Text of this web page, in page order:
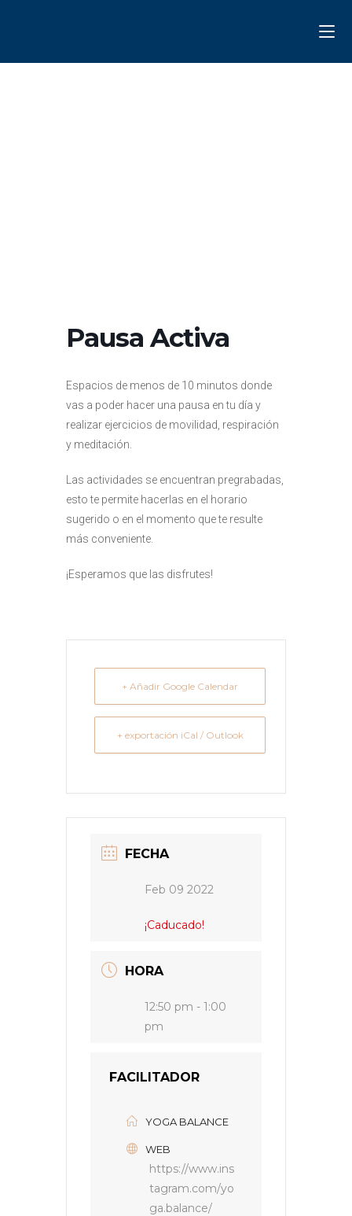
Pausa Activa
Espacios de menos de 10 minutos donde
vas a poder hacer una pausa en tu día y
realizar ejercicios de movilidad, respiración
y meditación.
Las actividades se encuentran pregrabadas,
esto te permite hacerlas en el horario
sugerido o en el momento que te resulte
más conveniente.
¡Esperamos que las disfrutes!
+ Añadir Google Calendar
+ exportación iCal / Outlook
FECHA
Feb 09 2022
¡Caducado!
HORA
12:50 pm - 1:00
pm
FACILITADOR
YOGA BALANCE
WEB
https://www.ins
tagram.com/yo
ga.balance/